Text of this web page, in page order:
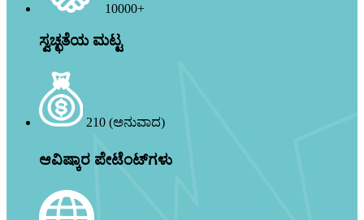
10000+
ಸ್ವಚ್ಛತೆಯ ಮಟ್ಟ
210 (ಅನುವಾದ)
ಆವಿಷ್ಕಾರ ಪೇಟೆಂಟ್‌ಗಳು